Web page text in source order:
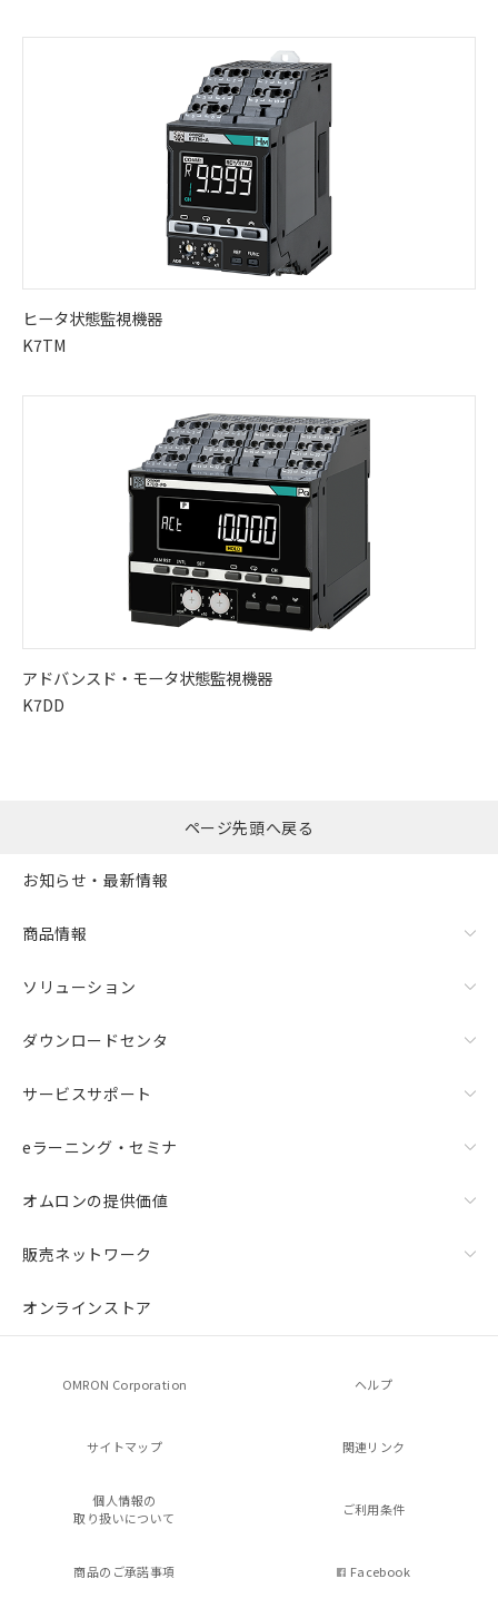
ヒータ状態監視機器
K7TM
アドバンスド・ モータ状態監視機器
K7DD
ページ先頭へ戻る
お知らせ・最新情報
商品情報
ソリューション
ダウンロードセンタ
サービスサポート
eラーニング・セミナ
オムロンの提供価値
販売ネットワーク
オンラインストア
OMRON Corporation ヘルプ
サイトマップ 関連リンク
個人情報の
取り扱いについて
ご利用条件
商品のご承諾事項 Facebook